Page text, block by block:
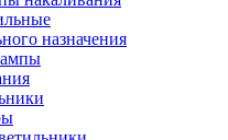
назначения